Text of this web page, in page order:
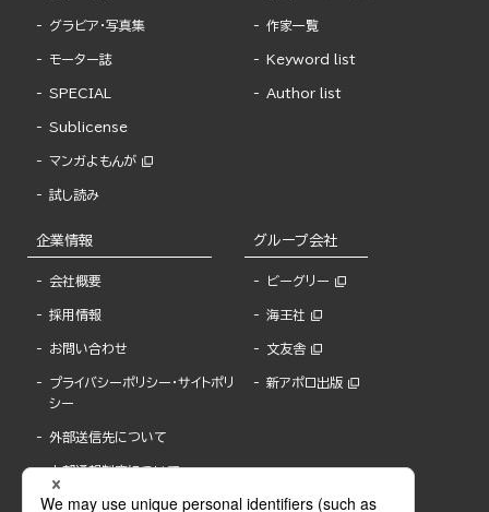
グラビア・写真集
モーター誌
SPECIAL
Sublicense
マンガよもんが
試し読み
作家一覧
Keyword list
Author list
企業情報
会社概要
採用情報
お問い合わせ
プライバシーポリシー・サイトポリ
シー
外部送信先について
内部通報制度について
グループ会社
ビーグリー
海王社
文友舎
新アポロ出版